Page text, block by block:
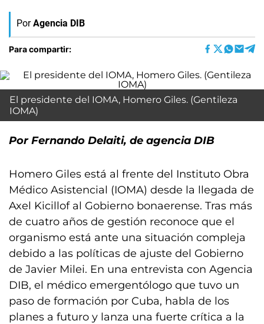
Por Agencia DIB
Para compartir:
El presidente del IOMA, Homero Giles. (Gentileza
IOMA)
Por Fernando Delaiti, de agencia DIB
Homero Giles está al frente del Instituto Obra
Médico Asistencial (IOMA) desde la llegada de
Axel Kicillof al Gobierno bonaerense. Tras más
de cuatro años de gestión reconoce que el
organismo está ante una situación compleja
debido a las políticas de ajuste del Gobierno
de Javier Milei. En una entrevista con Agencia
DIB, el médico emergentólogo que tuvo un
paso de formación por Cuba, habla de los
planes a futuro y lanza una fuerte crítica a la